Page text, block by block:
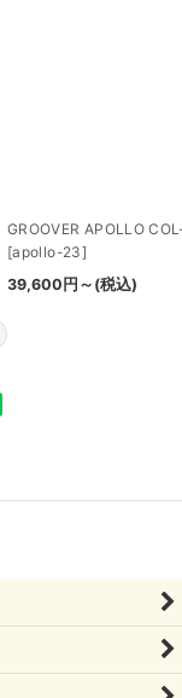
GROOVER APOLLO
[apollo-23]
39,600 円 ～ (税込)